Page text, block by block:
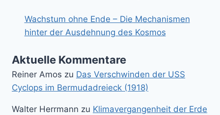
Wachstum ohne Ende – Die Mechanismen
hinter der Ausdehnung des Kosmos
Aktuelle Kommentare
Reiner Amos zu Das Verschwinden der USS
Cyclops im Bermudadreieck (1918)
Walter Herrmann zu Klimavergangenheit der Erde